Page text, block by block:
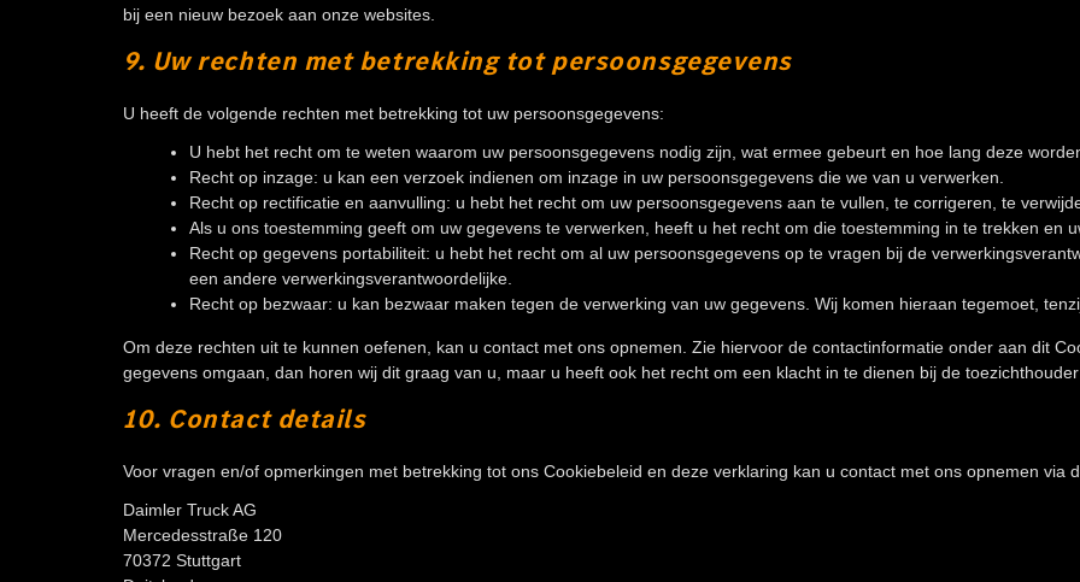
bij een nieuw bezoek aan onze websites.
9. Uw rechten met betrekking tot persoonsgegevens
U heeft de volgende rechten met betrekking tot uw persoonsgegevens:
U hebt het recht om te weten waarom uw persoonsgegevens nodig zijn, wat ermee gebeurt en hoe lang deze
Recht op inzage: u kan een verzoek indienen om inzage in uw persoonsgegevens die we van u verwerken.
Recht op rectificatie en aanvulling: u hebt het recht om uw persoonsgegevens aan te vullen, te corrigeren, te
Als u ons toestemming geeft om uw gegevens te verwerken, heeft u het recht om die toestemming in te trekken en
Recht op gegevens portabiliteit: u hebt het recht om al uw persoonsgegevens op te vragen bij de
een andere verwerkingsverantwoordelijke.
Recht op bezwaar: u kan bezwaar maken tegen de verwerking van uw gegevens. Wij komen hieraan tegemoet,
Om deze rechten uit te kunnen oefenen, kan u contact met ons opnemen. Zie hiervoor de contactinformatie onder aan dit
gegevens omgaan, dan horen wij dit graag van u, maar u heeft ook het recht om een klacht in te dienen bij de
10. Contact details
Voor vragen en/of opmerkingen met betrekking tot ons Cookiebeleid en deze verklaring kan u contact met ons opnemen via
Daimler Truck AG
Mercedesstraße 120
70372 Stuttgart